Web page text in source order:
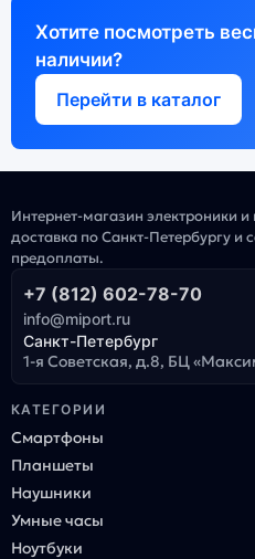
Хотите посмотреть
наличии?
Перейти в каталог
Интернет-магазин электроники
доставка по Санкт-Петербургу и
предоплаты.
+7 (812) 602-78-70
info@miport.ru
Санкт-Петербург
1-я Советская, д.8, БЦ
КАТЕГОРИИ
Смартфоны
Планшеты
Наушники
Умные часы
Ноутбуки